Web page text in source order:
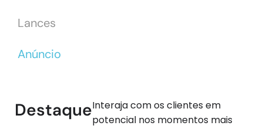
Lances
Anúncio
DestaqueInteraja com os clientes em
potencial nos momentos mais